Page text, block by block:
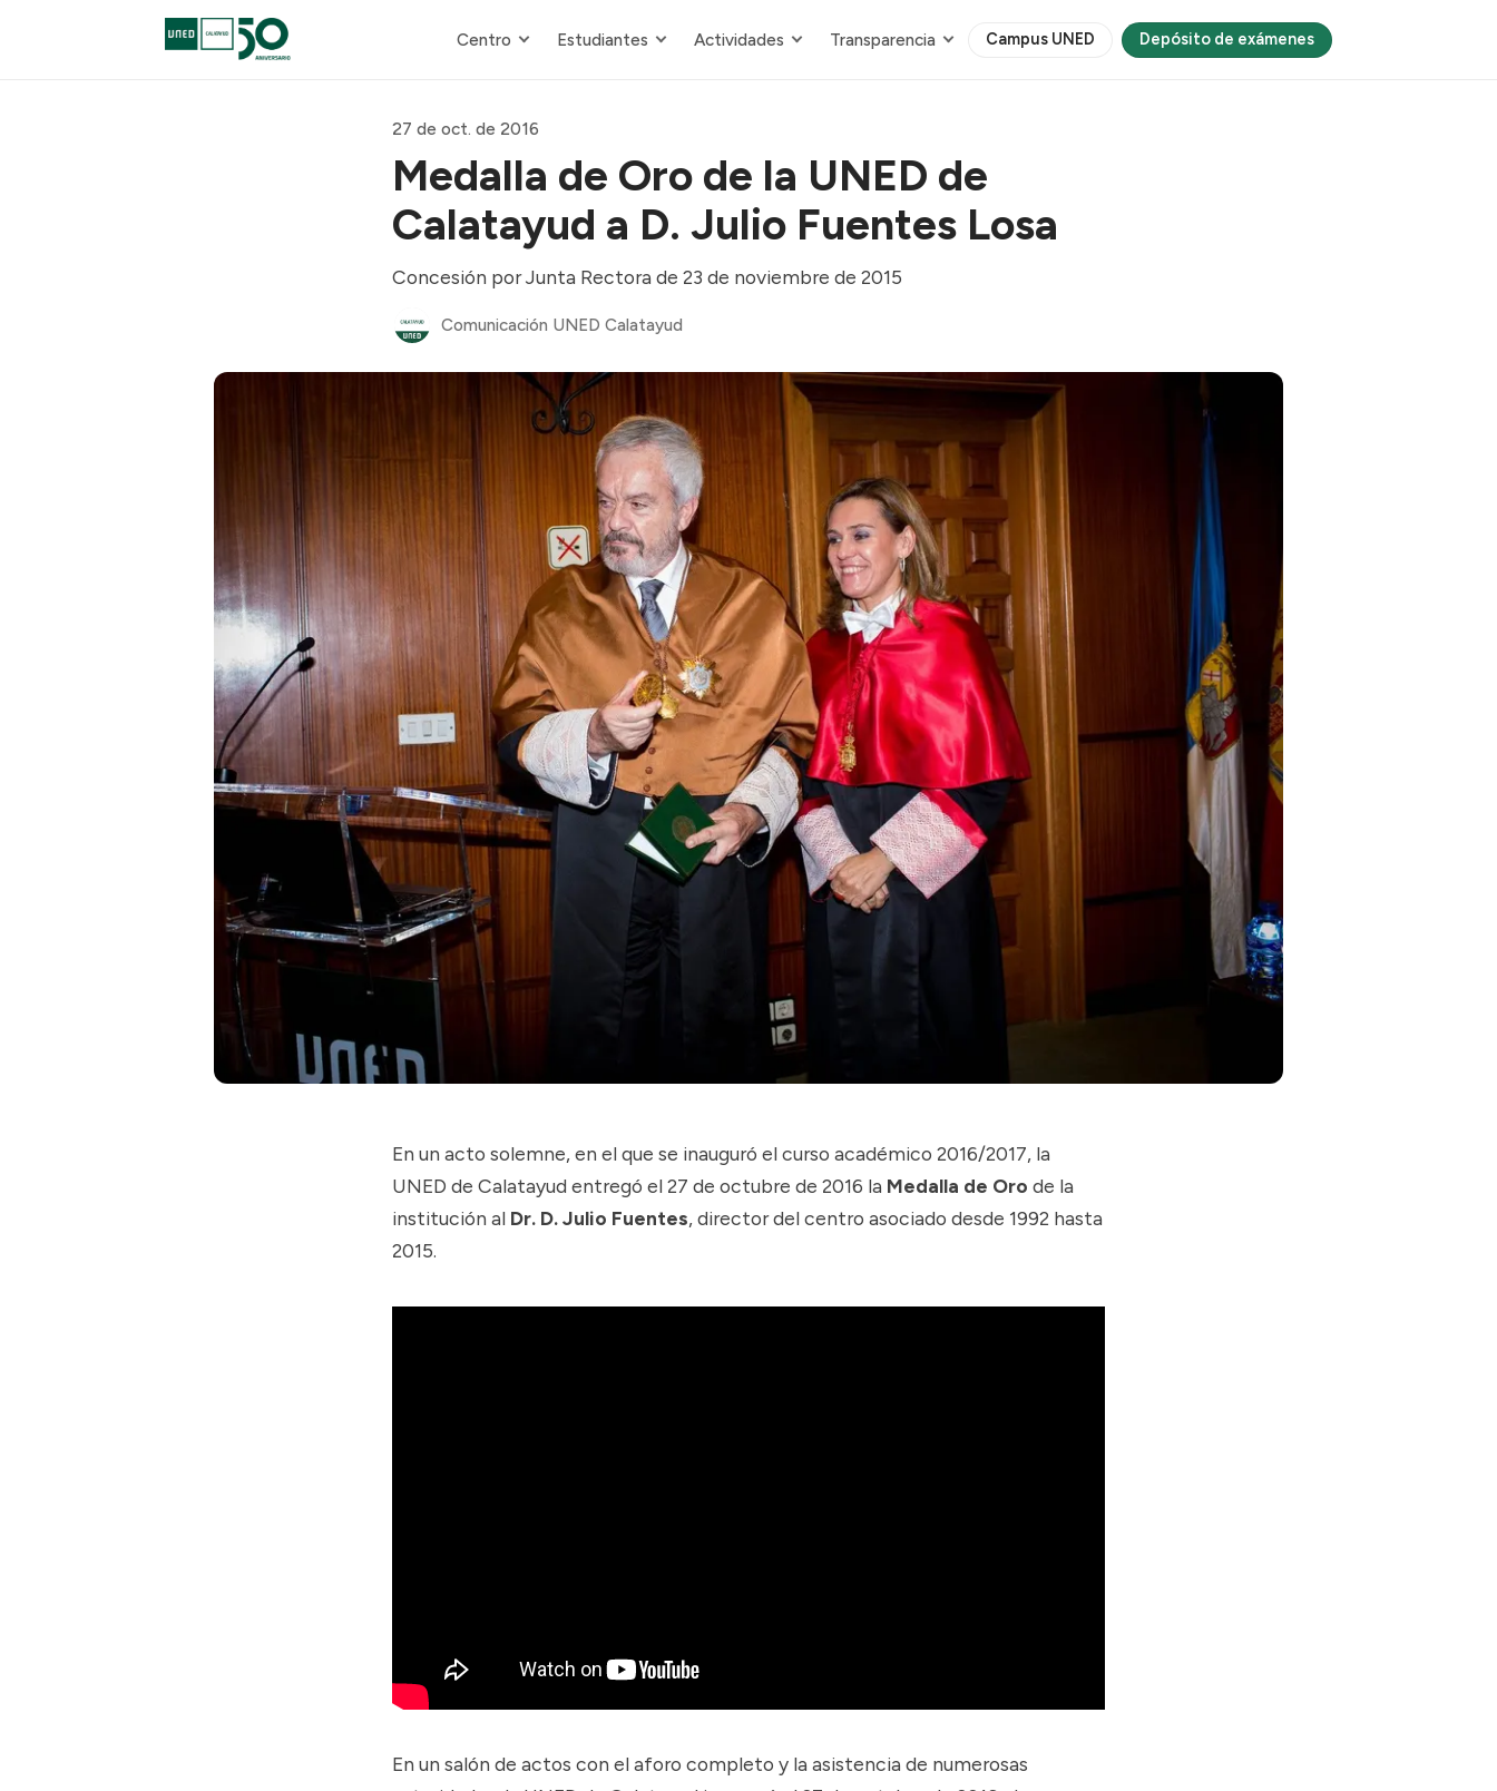
Centro Estudiantes Actividades Transparencia Campus UNED Depósito de exámenes
27 de oct. de 2016
Medalla de Oro de la UNED de
Calatayud a D. Julio Fuentes Losa
Concesión por Junta Rectora de 23 de noviembre de 2015
Comunicación UNED Calatayud
En un acto solemne, en el que se inauguró el curso académico 2016/2017, la
UNED de Calatayud entregó el 27 de octubre de 2016 la Medalla de Oro de la
institución al Dr. D. Julio Fuentes, director del centro asociado desde 1992 hasta
2015.
En un salón de actos con el aforo completo y la asistencia de numerosas